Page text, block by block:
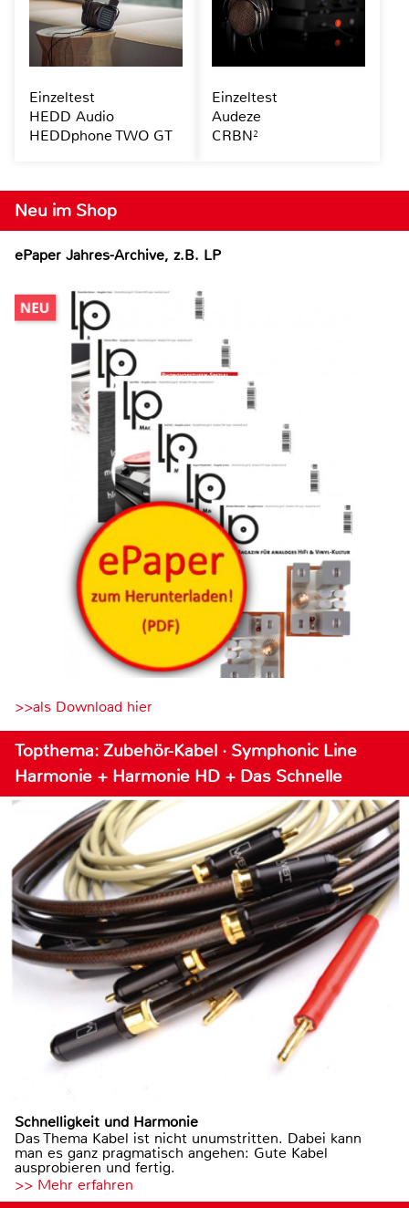
Neu im Shop
ePaper Jahres-Archive, z.B. LP
>>als Download hier
Topthema: Zubehör-Kabel · Symphonic Line
Harmonie + Harmonie HD + Das Schnelle
Schnelligkeit und Harmonie
Das Thema Kabel ist nicht unumstritten. Dabei kann
man es ganz pragmatisch angehen: Gute Kabel
ausprobieren und fertig.
>> Mehr erfahren
Einzeltest
HEDD Audio
HEDDphone TWO GT
Einzeltest
Audeze
CRBN²